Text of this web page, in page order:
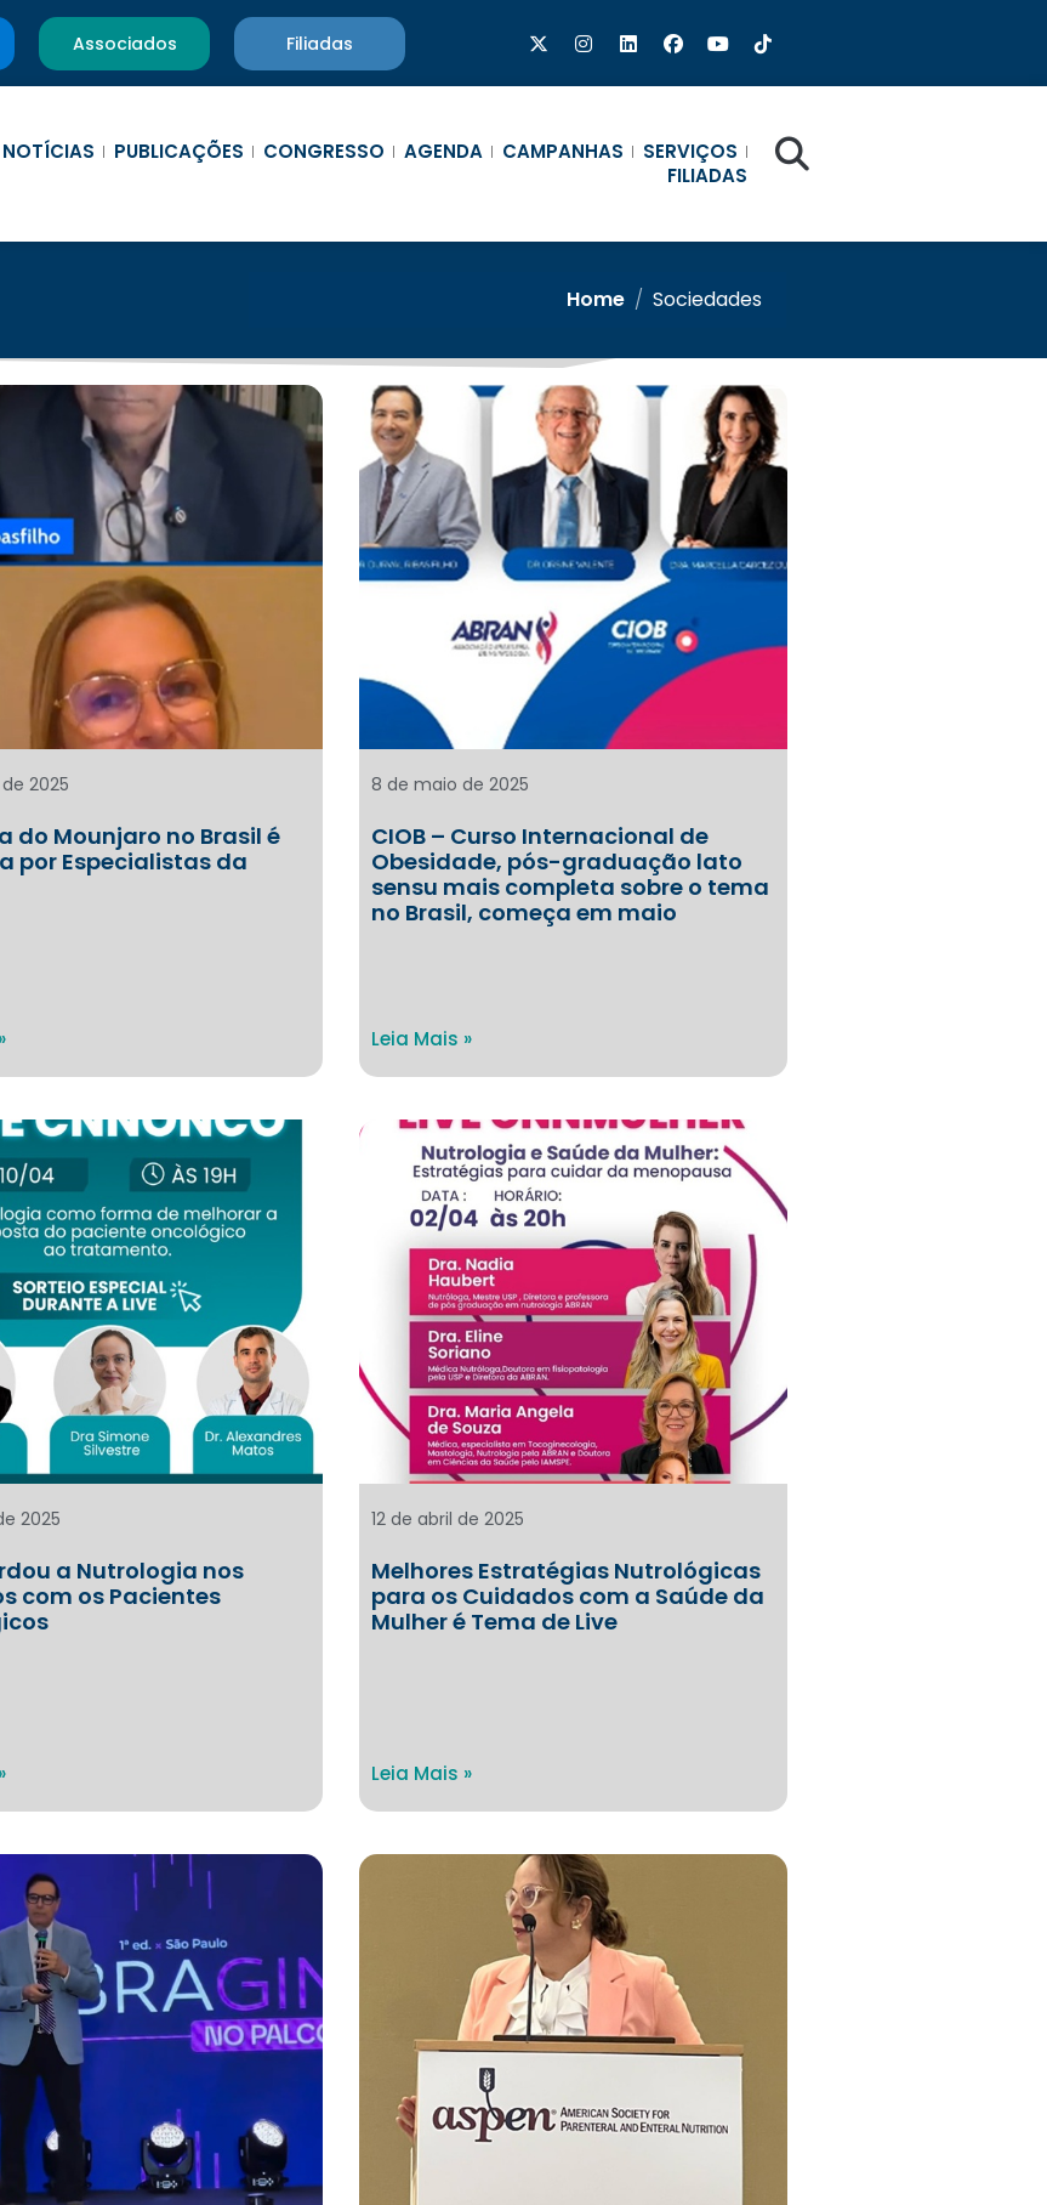
Associados Filiadas
NOTÍCIAS PUBLICAÇÕES CONGRESSO AGENDA CAMPANHAS
SERVIÇOS
FILIADAS
Home / Sociedades
do Mounjaro no Brasil é
por Especialistas da
2025
CIOB – Curso Internacional de
Obesidade, pós-graduação lato
sensu mais completa sobre o tema
no Brasil, começa em maio
8 de maio de 2025
Leia Mais »
a Nutrologia nos
com os Pacientes
2025
Melhores Estratégias Nutrológicas
para os Cuidados com a Saúde da
Mulher é Tema de Live
12 de abril de 2025
Leia Mais »